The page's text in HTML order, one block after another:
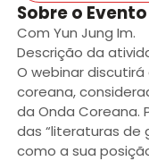
Sobre o Evento
Com Yun Jung Im.
Descrição da
O webinar
coreana,
da Onda Coreana.
das “literaturas de
como a sua